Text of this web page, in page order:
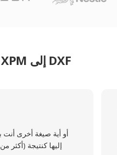
كيفية تحويل XPM إلى DXF
إليها كنتيجة (أكثر من 200 صيغة مدعومة)